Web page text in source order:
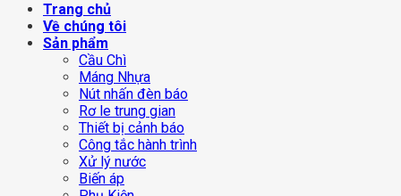
Trang chủ
Về chúng tôi
Sản phẩm
Cầu Chì
Máng Nhựa
Nút nhấn đèn báo
Rơ le trung gian
Thiết bị cảnh báo
Công tắc hành trình
Xử lý nước
Biến áp